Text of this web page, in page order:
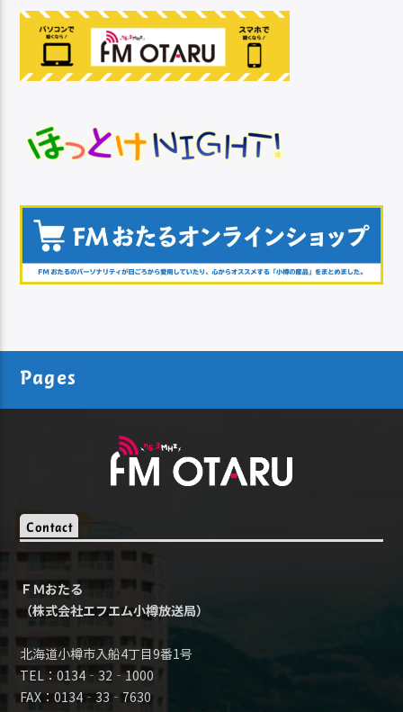
Pages
Contact
ＦＭおたる
（株式会社エフエム小樽放送局）
北海道小樽市入船4丁目9番1号
TEL：0134‐32‐1000
FAX：0134‐33‐7630